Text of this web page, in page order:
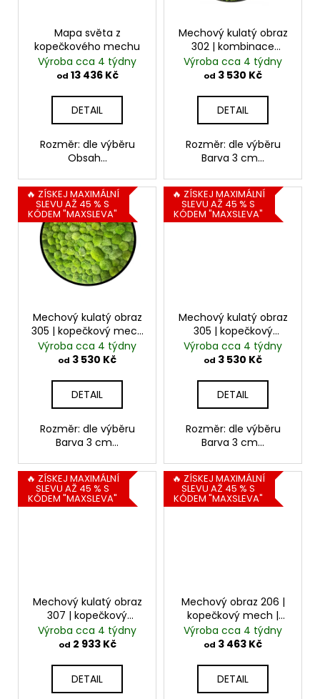
Mapa světa z
kopečkového mechu
Výroba cca 4 týdny
od 13 436 Kč
DETAIL
Rozměr: dle výběru
Obsah...
Mechový kulatý obraz
302 | kombinace
mechů
Výroba cca 4 týdny
od 3 530 Kč
DETAIL
Rozměr: dle výběru
Barva 3 cm...
🔥 ZÍSKEJ MAXIMÁLNÍ
SLEVU AŽ 45 % S
KÓDEM "MAXSLEVA"
Mechový kulatý obraz
305 | kopečkový mech
| světle-středně
zelená
Výroba cca 4 týdny
od 3 530 Kč
DETAIL
Rozměr: dle výběru
Barva 3 cm...
🔥 ZÍSKEJ MAXIMÁLNÍ
SLEVU AŽ 45 % S
KÓDEM "MAXSLEVA"
Mechový kulatý obraz
305 | kopečkový
mech| tmavě zelená
Výroba cca 4 týdny
od 3 530 Kč
DETAIL
Rozměr: dle výběru
Barva 3 cm...
🔥 ZÍSKEJ MAXIMÁLNÍ
SLEVU AŽ 45 % S
KÓDEM "MAXSLEVA"
Mechový kulatý obraz
307 | kopečkový
mech| světle + tmavě
zelená
Výroba cca 4 týdny
od 2 933 Kč
DETAIL
🔥 ZÍSKEJ MAXIMÁLNÍ
SLEVU AŽ 45 % S
KÓDEM "MAXSLEVA"
Mechový obraz 206 |
kopečkový mech |
středně zelená
Výroba cca 4 týdny
od 3 463 Kč
DETAIL